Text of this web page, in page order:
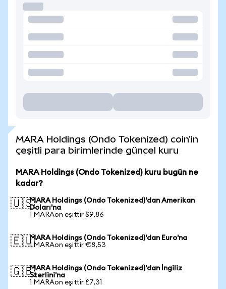
MARA Holdings (Ondo Tokenized) coin'in
çeşitli para birimlerinde güncel kuru
MARA Holdings (Ondo Tokenized) kuru bugün ne
kadar?
🇺🇸MARA Holdings (Ondo Tokenized)'dan Amerikan
Doları'na
1 MARAon eşittir $9,86
🇪🇺MARA Holdings (Ondo Tokenized)'dan Euro'na
1 MARAon eşittir €8,53
🇬🇧MARA Holdings (Ondo Tokenized)'dan İngiliz
Sterlini'na
1 MARAon eşittir £7,31